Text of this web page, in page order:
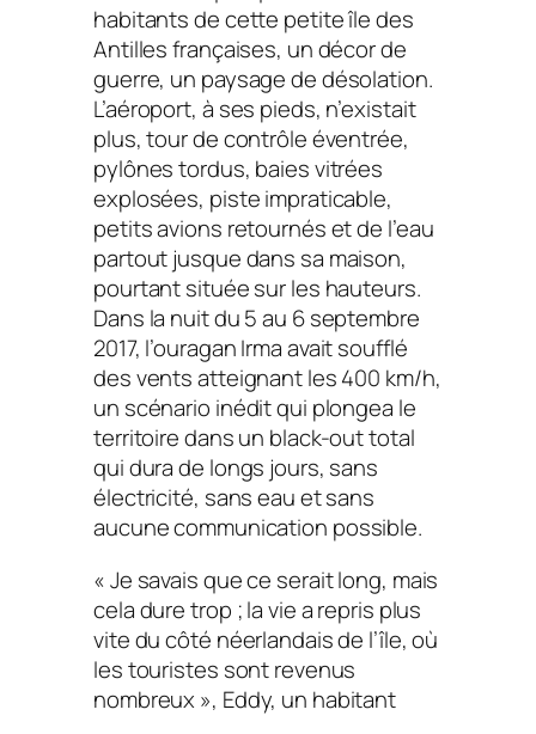
habitants de cette petite île des
Antilles françaises, un décor de
guerre, un paysage de désolation.
L’aéroport, à ses pieds, n’existait
plus, tour de contrôle éventrée,
pylônes tordus, baies vitrées
explosées, piste impraticable,
petits avions retournés et de l’eau
partout jusque dans sa maison,
pourtant située sur les hauteurs.
Dans la nuit du 5 au 6 septembre
2017, l’ouragan Irma avait soufflé
des vents atteignant les 400 km/h,
un scénario inédit qui plongea le
territoire dans un black-out total
qui dura de longs jours, sans
électricité, sans eau et sans
aucune communication possible.
« Je savais que ce serait long, mais
cela dure trop ; la vie a repris plus
vite du côté néerlandais de l’île, où
les touristes sont revenus
nombreux », Eddy, un habitant